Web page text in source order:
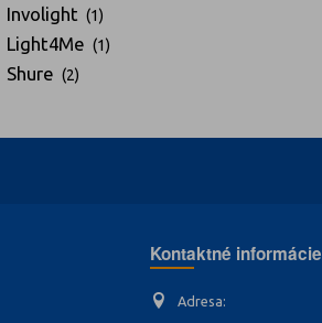
Involight (1)
Light4Me (1)
Shure (2)
Kontaktné informácie
Adresa: